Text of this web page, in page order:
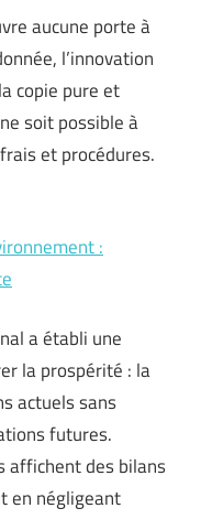
aucune porte à
l’innovation
copie pure et
soit possible à
et procédures.
:
a établi une
la prospérité : la
actuels sans
futures.
affichent des bilans
en négligeant